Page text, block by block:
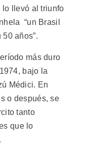
lo llevó al triunfo
“un Brasil
años”.
más duro
bajo la
Médici. En
o después, se
tanto
que lo